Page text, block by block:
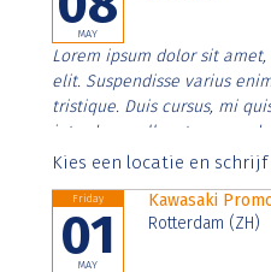
MAY
Lorem ipsum dolor sit
elit. Suspendisse varius
tristique. Duis cursus, mi
interdum nulla, ut
Aenean faucibus nibh et
Kies een locatie en
Friday
01
MAY
Kawasaki
Rotterdam (ZH)